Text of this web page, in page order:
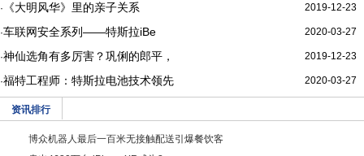
2019-12-23
· 《大明风华》里的亲子关系
2020-03-27
·车联网安全系列——特斯拉iBe
2019-12-23
·神仙选角有多厉害？巩俐的郎平，
2020-03-27
·福特工程师：特斯拉电池技术领先
资讯排行
博众机器人最后一百米无接触配送引爆餐饮客